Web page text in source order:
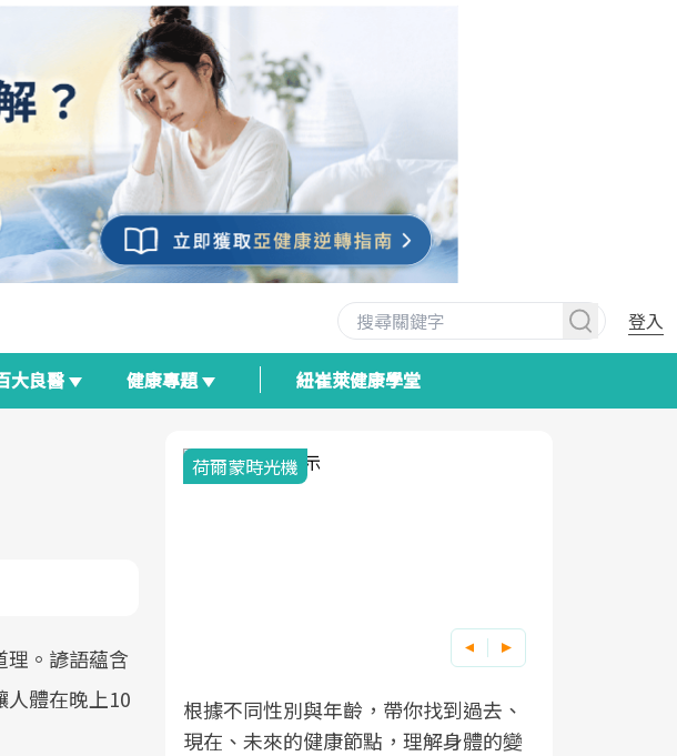
登入
大良醫 健康專題 紐崔萊健康學堂
理。諺語蘊含
人體在晚上10
台灣正在快速
。隨著國家
體驗「一站式
驗到運動，
體變化」出
受的對話，
荷爾蒙時光機
根據不同性別與年齡，帶你找到過去、
現在、未來的健康節點，理解身體的變